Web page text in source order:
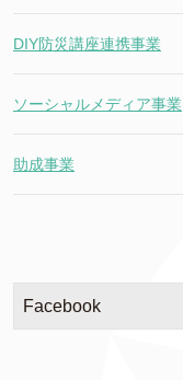
DIY防災講座連携事業
ソーシャルメディア事業
助成事業
Facebook